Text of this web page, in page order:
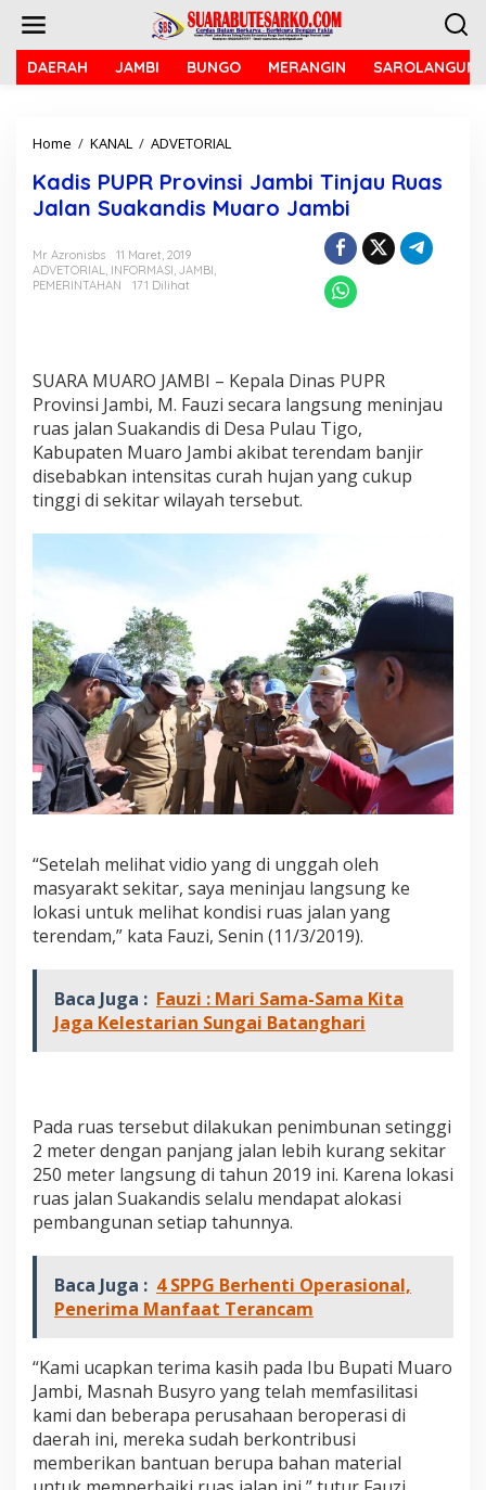
DAERAH JAMBI BUNGO MERANGIN SAROLANGUN
Home / KANAL / ADVETORIAL
d
i
s
v
i
n
s
J
a
b
u
R
u
a
s
J
a
l
S
u
a
k
a
i
s
o
J
a
m
b
i
Kadis PUPR Provinsi Jambi Tinjau Ruas
Jalan Suakandis Muaro Jambi
Mr Azronisbs
11 Maret, 2019
ADVETORIAL, INFORMASI, JAMBI,
PEMERINTAHAN
171 Dilihat
SUARA MUARO JAMBI – Kepala Dinas PUPR
Provinsi Jambi, M. Fauzi secara langsung meninjau
ruas jalan Suakandis di Desa Pulau Tigo,
Kabupaten Muaro Jambi akibat terendam banjir
disebabkan intensitas curah hujan yang cukup
tinggi di sekitar wilayah tersebut.
“Setelah melihat vidio yang di unggah oleh
masyarakt sekitar, saya meninjau langsung ke
lokasi untuk melihat kondisi ruas jalan yang
terendam,” kata Fauzi, Senin (11/3/2019).
Baca Juga : Fauzi : Mari Sama-Sama Kita
Jaga Kelestarian Sungai Batanghari
Pada ruas tersebut dilakukan penimbunan setinggi
2 meter dengan panjang jalan lebih kurang sekitar
250 meter langsung di tahun 2019 ini. Karena lokasi
ruas jalan Suakandis selalu mendapat alokasi
pembangunan setiap tahunnya.
Baca Juga : 4 SPPG Berhenti Operasional,
Penerima Manfaat Terancam
“Kami ucapkan terima kasih pada Ibu Bupati Muaro
Jambi, Masnah Busyro yang telah memfasilitasi
kami dan beberapa perusahaan beroperasi di
daerah ini, mereka sudah berkontribusi
memberikan bantuan berupa bahan material